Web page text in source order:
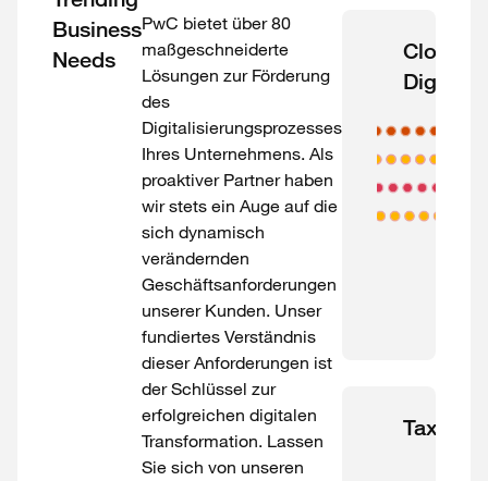
Business
Needs
PwC bietet über 80
maßgeschneiderte
Lösungen zur Förderung
des
Digitalisierungsprozesses
Ihres Unternehmens. Als
proaktiver Partner haben
wir stets ein Auge auf die
sich dynamisch
verändernden
Geschäftsanforderungen
unserer Kunden. Unser
fundiertes Verständnis
dieser Anforderungen ist
der Schlüssel zur
erfolgreichen digitalen
Transformation. Lassen
Sie sich von unseren
Cloud &
Digital
Tax &